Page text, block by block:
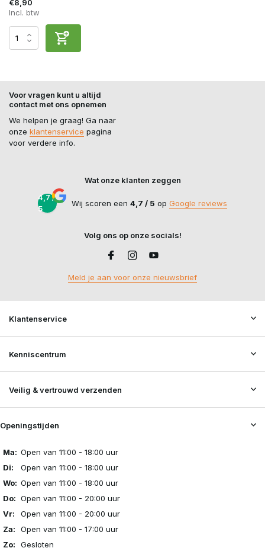
€8,90
Incl. btw
Voor vragen kunt u altijd
contact met ons opnemen
We helpen je graag! Ga naar
onze klantenservice pagina
voor verdere info.
Wat onze klanten zeggen
4,7 /
5
Wij scoren een 4,7 / 5 op Google reviews
Volg ons op onze socials!
Meld je aan voor onze nieuwsbrief
Klantenservice
Kenniscentrum
Veilig & vertrouwd verzenden
Openingstijden
Ma: Open van 11:00 - 18:00 uur
Di:
Open van 11:00 - 18:00 uur
Wo: Open van 11:00 - 18:00 uur
Do: Open van 11:00 - 20:00 uur
Vr:
Open van 11:00 - 20:00 uur
Za:
Open van 11:00 - 17:00 uur
Zo:
Gesloten